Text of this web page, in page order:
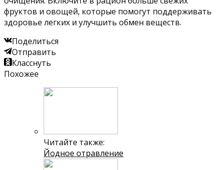
фруктов и овощей, которые помогут поддерживать
здоровье легких и улучшить обмен веществ.
Поделиться
Отправить
Класснуть
Похожее
Читайте также:
Йодное отравление